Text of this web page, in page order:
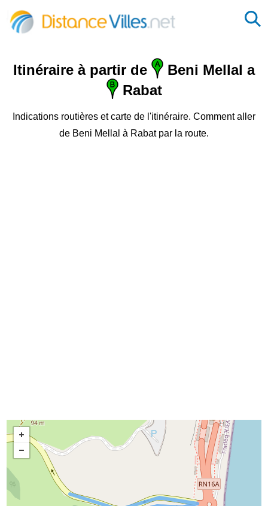
Itinéraire à partir de
Beni Mellal a
Rabat
Indications routières et carte de l'itinéraire. Comment aller
de Beni Mellal à Rabat par la route.